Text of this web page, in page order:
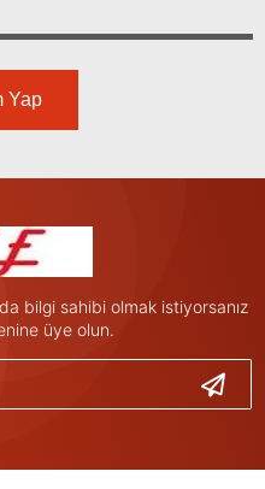
Yap
bilgi sahibi olmak istiyorsanız
üye olun.